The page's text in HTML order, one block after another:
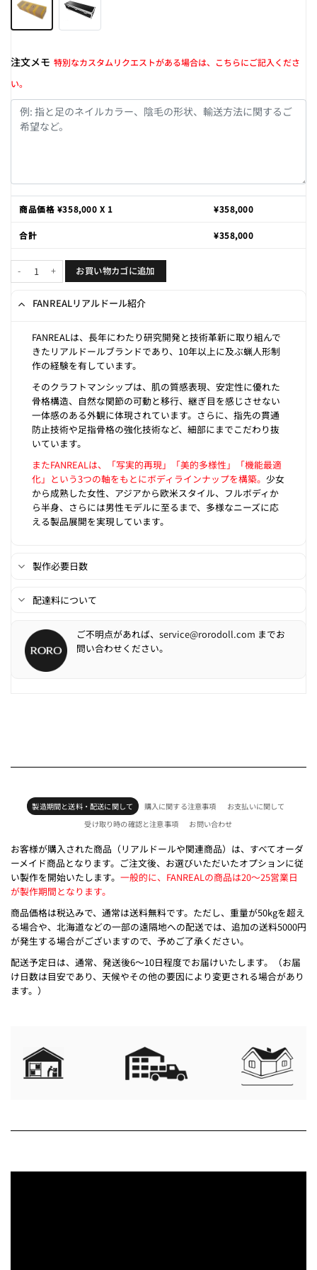
注文メモ 特別なカスタムリクエストがある場合は、こちらにご記入くださ
い。
商品価格 ¥358,000 X 1 ¥358,000
合計 ¥358,000
Anne 159cm F-cup個お買い物カゴに追加
FANREALリアルドール紹介
FANREALは、長年にわたり研究開発と技術革新に取り組んで
きたリアルドールブランドであり、10年以上に及ぶ蝋人形制
作の経験を有しています。
そのクラフトマンシップは、肌の質感表現、安定性に優れた
骨格構造、自然な関節の可動と移行、継ぎ目を感じさせない
一体感のある外観に体現されています。さらに、指先の貫通
防止技術や足指骨格の強化技術など、細部にまでこだわり抜
いています。
またFANREALは、「写実的再現」「美的多様性」「機能最適
化」という3つの軸をもとにボディラインナップを構築。少女
から成熟した女性、アジアから欧米スタイル、フルボディか
ら半身、さらには男性モデルに至るまで、多様なニーズに応
える製品展開を実現しています。
製作必要日数
配達料について
ご不明点があれば、 service@rorodoll.com までお
問い合わせください。
製造期間と送料・配送に関して 購入に関する注意事項
お支払いに関して
受け取り時の確認と注意事項
お問い合わせ
お客様が購入された商品（リアルドールや関連商品）は、すべてオーダ
ーメイド商品となります。ご注文後、お選びいただいたオプションに従
い製作を開始いたします。 一般的に、FANREALの商品は20～25営業日
が製作期間となります。
商品価格は税込みで、通常は送料無料です。ただし、重量が50kgを超え
る場合や、北海道などの一部の遠隔地への配送では、追加の送料5000円
が発生する場合がございますので、予めご了承ください。
配送予定日は、通常、発送後6～10日程度でお届けいたします。（お届
け日数は目安であり、天候やその他の要因により変更される場合があり
ます。）